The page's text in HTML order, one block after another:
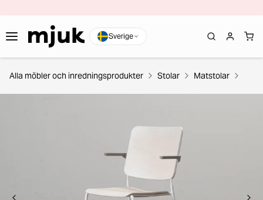
Sverige
Alla möbler och inredningsprodukter Stolar Matstolar